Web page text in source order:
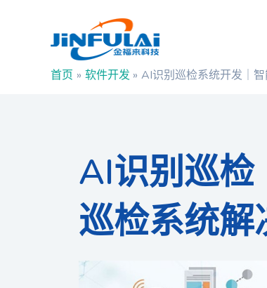
首页 软件开发 AI识别巡检系统开发｜
AI识别巡检
巡检系统解
navigation